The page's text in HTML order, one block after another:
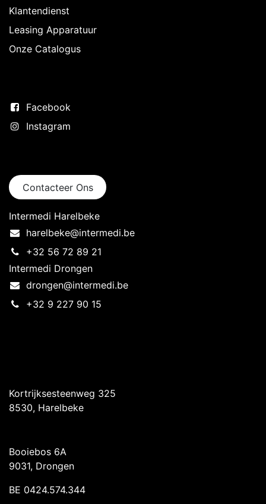
Klantendienst
Leasing Apparatuur
Onze Catalogus
Facebook
Instagram
Contacteer Ons
Intermedi Harelbeke
harelbeke@intermedi.be
+32 56 72 89 21
Intermedi Drongen
drongen@intermedi.be
+32 9 227 90 15
Kortrijksesteenweg 325
8530, Harelbeke
Booiebos 6A
9031, Drongen
BE 0424.574.344